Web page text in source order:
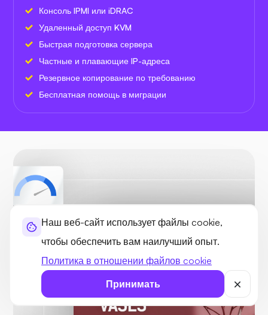
Наш веб-сайт использует файлы cookie,
чтобы обеспечить вам наилучший опыт.
Политика в отношении файлов cookie
Принимать
Консоль IPMI или iDRAC
Удаленный доступ KVM
Быстрая подготовка сервера
Частные и плавающие IP-адреса
Резервное копирование по требованию
Бесплатная помощь в миграции